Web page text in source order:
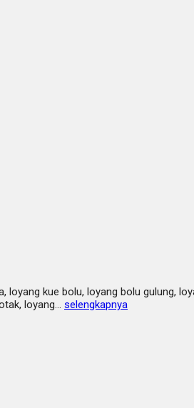
kue bolu, loyang bolu gulung,
loyang… selengkapnya